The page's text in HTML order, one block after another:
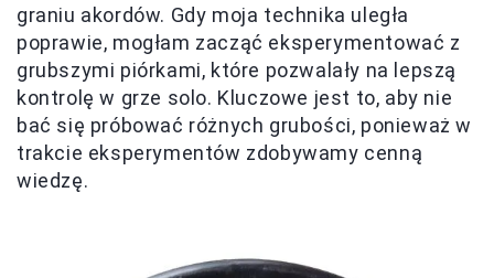
graniu akordów. Gdy moja technika uległa
poprawie, mogłam zacząć eksperymentować z
grubszymi piórkami, które pozwalały na lepszą
kontrolę w grze solo. Kluczowe jest to, aby nie
bać się próbować różnych grubości, ponieważ w
trakcie eksperymentów zdobywamy cenną
wiedzę.